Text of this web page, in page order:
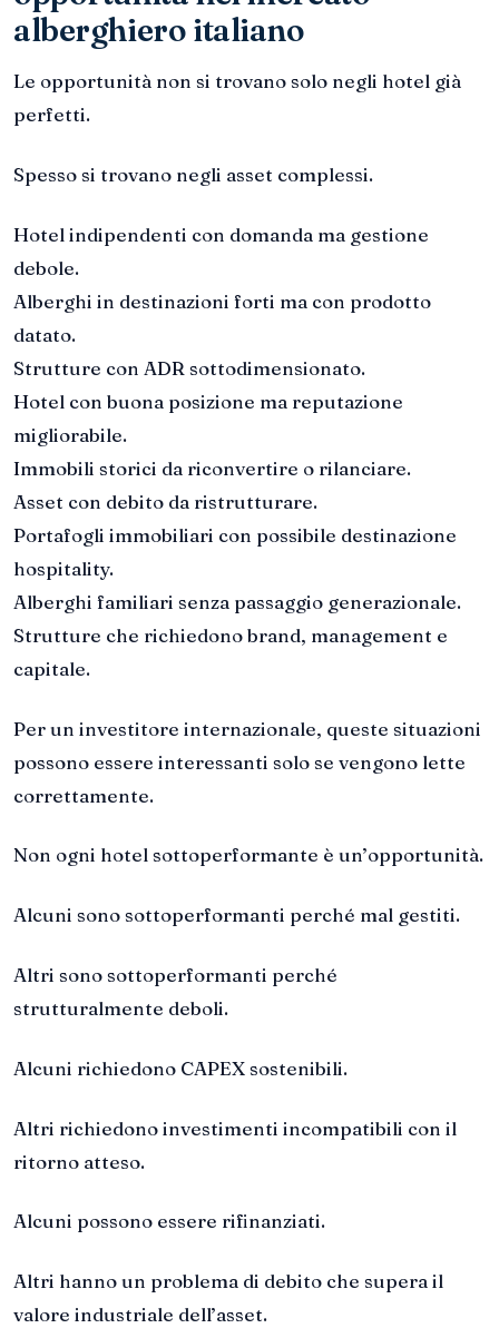
alberghiero italiano
Le opportunità non si trovano solo negli hotel già
perfetti.
Spesso si trovano negli asset complessi.
Hotel indipendenti con domanda ma gestione
debole.
Alberghi in destinazioni forti ma con prodotto
datato.
Strutture con ADR sottodimensionato.
Hotel con buona posizione ma reputazione
migliorabile.
Immobili storici da riconvertire o rilanciare.
Asset con debito da ristrutturare.
Portafogli immobiliari con possibile destinazione
hospitality.
Alberghi familiari senza passaggio generazionale.
Strutture che richiedono brand, management e
capitale.
Per un investitore internazionale, queste situazioni
possono essere interessanti solo se vengono lette
correttamente.
Non ogni hotel sottoperformante è un’opportunità.
Alcuni sono sottoperformanti perché mal gestiti.
Altri sono sottoperformanti perché
strutturalmente deboli.
Alcuni richiedono CAPEX sostenibili.
Altri richiedono investimenti incompatibili con il
ritorno atteso.
Alcuni possono essere rifinanziati.
Altri hanno un problema di debito che supera il
valore industriale dell’asset.